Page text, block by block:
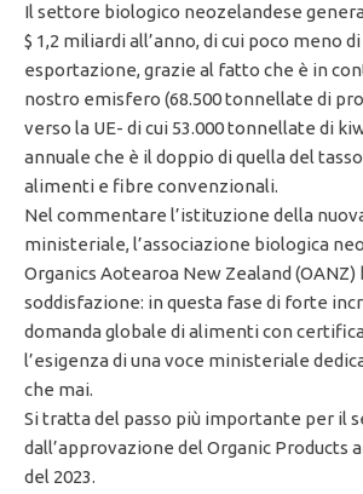
Il settore biologico neozelandese
$ 1,2 miliardi all’anno, di cui poco meno
esportazione, grazie al fatto che è in
nostro emisfero (68.500 tonnellate di
verso la UE- di cui 53.000 tonnellate di
annuale che è il doppio di quella del
alimenti e fibre convenzionali.
Nel commentare l’istituzione della
ministeriale, l’associazione biologica
Organics Aotearoa New Zealand (OANZ)
soddisfazione: in questa fase di forte
domanda globale di alimenti con
l’esigenza di una voce ministeriale
che mai.
Si tratta del passo più importante per il
dall’approvazione del Organic Products
del 2023.